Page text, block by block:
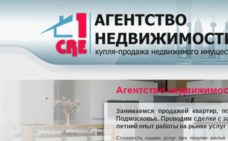
Агентство
Занимаемся продажей квартир,
Подмосковье. Проводим сделки с
летний опыт работы на рынке
Стоимость наших услуг при покупке